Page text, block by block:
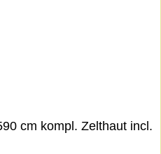
cm kompl. Zelthaut incl.